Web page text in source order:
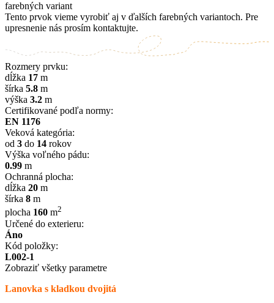
farebných variant
Tento prvok vieme vyrobiť aj v ďalších farebných variantoch. Pre
upresnenie nás prosím kontaktujte.
Rozmery prvku:
dĺžka 17 m
šírka 5.8 m
výška 3.2 m
Certifikované podľa normy:
EN 1176
Veková kategória:
od 3 do 14 rokov
Výška voľného pádu:
0.99 m
Ochranná plocha:
dĺžka 20 m
šírka 8 m
plocha 160 m2
Určené do exterieru:
Áno
Kód položky:
L002-1
Zobraziť všetky parametre
Lanovka s kladkou dvojitá